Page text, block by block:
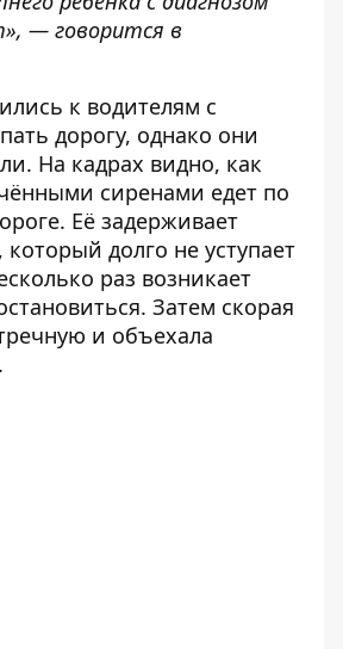
— говорится в
к водителям с
дорогу, однако они
На кадрах видно, как
сиренами едет по
Её задерживает
долго не уступает
раз возникает
Затем скорая
и объехала